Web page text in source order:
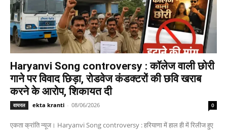
Haryanvi Song controversy : कॉलेज वाली छोरी
गाने पर विवाद छिड़ा, रोडवेज कंडक्टरों की छवि खराब
करने के आरोप, शिकायत दी
वायरल ekta kranti - 08/06/2026 0
एकता क्रांति न्यूज। Haryanvi Song controversy : हरियाणा में हाल ही में रिलीज हुए